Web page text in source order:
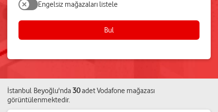
Bul
Engelsiz mağazaları listele
İstanbul Beyoğlu'nda30adetVodafone mağazası
görüntülenmektedir.